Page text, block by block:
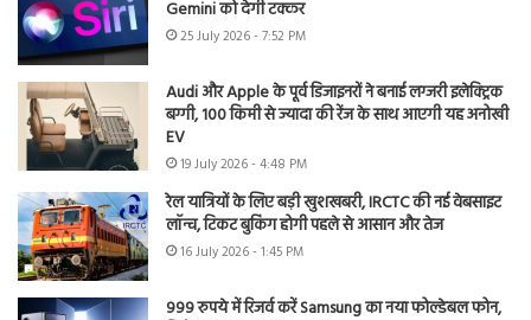
Gemini को देगी टक्कर
25 July 2026 - 7:52 PM
Audi और Apple के पूर्व डिजाइनरों ने बनाई लग्जरी इलेक्ट्रिक
बग्गी, 100 किमी से ज्यादा की रेंज के साथ आएगी यह अनोखी
EV
19 July 2026 - 4:48 PM
रेल यात्रियों के लिए बड़ी खुशखबरी, IRCTC की नई वेबसाइट
लॉन्च, टिकट बुकिंग होगी पहले से आसान और तेज
16 July 2026 - 1:45 PM
999 रुपये में रिजर्व करें Samsung का नया फोल्डेबल फोन,